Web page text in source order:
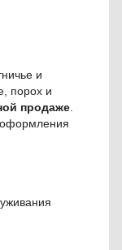
и
порох и
продаже.